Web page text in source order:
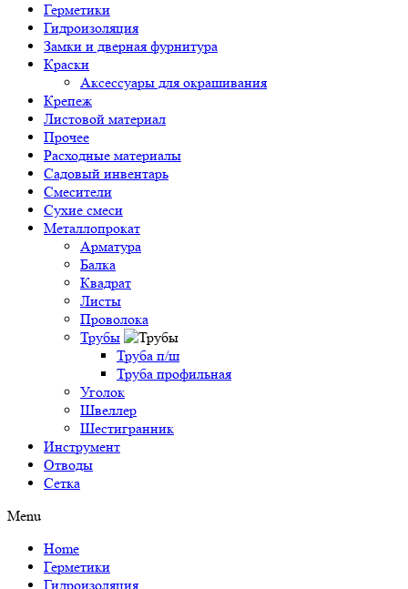
Герметики
Гидроизоляция
Замки и дверная фурнитура
Краски
Аксессуары для окрашивания
Крепеж
Листовой материал
Прочее
Расходные материалы
Садовый инвентарь
Смесители
Сухие смеси
Металлопрокат
Арматура
Балка
Квадрат
Листы
Проволока
Трубы
Труба п/ш
Труба профильная
Уголок
Швеллер
Шестигранник
Инструмент
Отводы
Сетка
Menu
Home
Герметики
Гидроизоляция